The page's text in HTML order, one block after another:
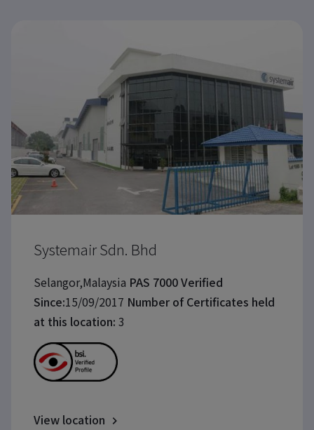
Systemair Sdn. Bhd
Selangor,Malaysia PAS 7000 Verified
Since:15/09/2017 Number of Certificates held
at this location: 3
View location